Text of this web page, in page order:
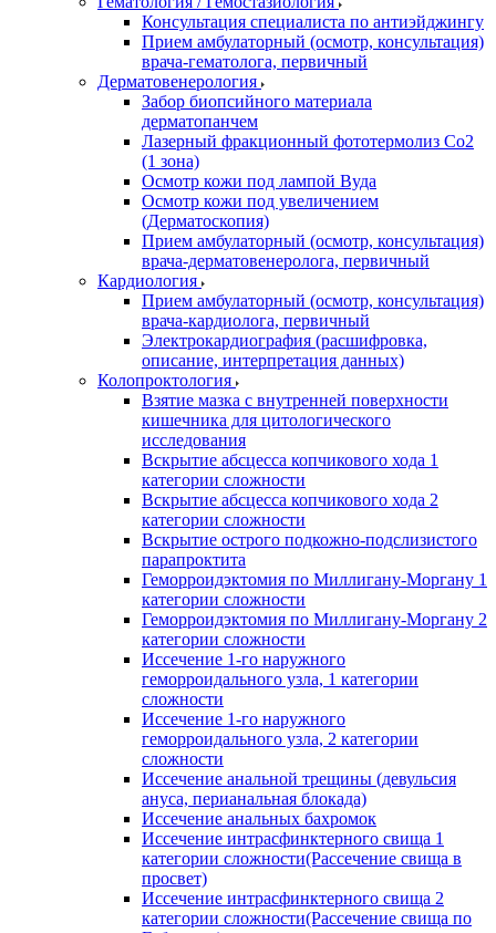
Консультация специалиста по антиэйджингу
Прием амбулаторный (осмотр, консультация)
врача-гематолога, первичный
Дерматовенерология
Забор биопсийного материала
дерматопанчем
Лазерный фракционный фототермолиз Со2
(1 зона)
Осмотр кожи под лампой Вуда
Осмотр кожи под увеличением
(Дерматоскопия)
Прием амбулаторный (осмотр, консультация)
врача-дерматовенеролога, первичный
Кардиология
Прием амбулаторный (осмотр, консультация)
врача-кардиолога, первичный
Электрокардиография (расшифровка,
описание, интерпретация данных)
Колопроктология
Взятие мазка с внутренней поверхности
кишечника для цитологического
исследования
Вскрытие абсцесса копчикового хода 1
категории сложности
Вскрытие абсцесса копчикового хода 2
категории сложности
Вскрытие острого подкожно-подслизистого
парапроктита
Геморроидэктомия по Миллигану-Моргану 1
категории сложности
Геморроидэктомия по Миллигану-Моргану 2
категории сложности
Иссечение 1-го наружного
геморроидального узла, 1 категории
сложности
Иссечение 1-го наружного
геморроидального узла, 2 категории
сложности
Иссечение анальной трещины (девульсия
ануса, перианальная блокада)
Иссечение анальных бахромок
Иссечение интрасфинктерного свища 1
категории сложности(Рассечение свища в
просвет)
Иссечение интрасфинктерного свища 2
категории сложности(Рассечение свища по